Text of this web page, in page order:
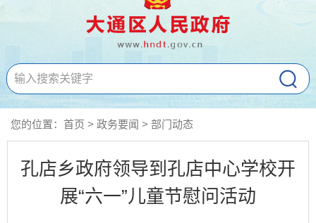
您的位置： 首页 > 政务要闻 > 部门动态
孔店乡政府领导到孔店中心学校开
展“六一”儿童节慰问活动